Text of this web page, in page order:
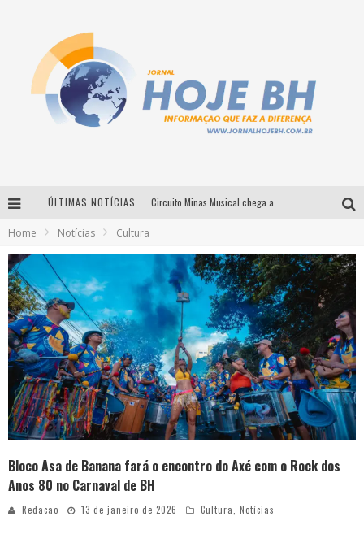
ÚLTIMAS NOTÍCIAS
Simone celebra a força feminina e sua trajetória histórica na MPB em novo show “Que mulher é essa!?” em Belo Horizonte
Milton Guedes traz turnê “Milton Canta Lulu” a Belo Horizonte
Home Notícias Cultura
Bloco Asa de Banana fará o encontro do Axé com o Rock dos
Anos 80 no Carnaval de BH
Redacao 13 de janeiro de 2026 Cultura, Notícias